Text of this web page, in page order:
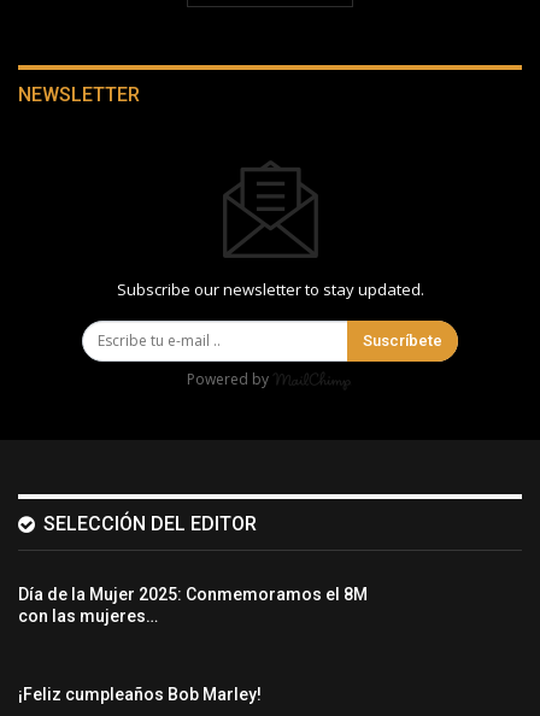
NEWSLETTER
Subscribe our newsletter to stay updated.
Suscríbete
Powered by
SELECCIÓN DEL EDITOR
Día de la Mujer 2025: Conmemoramos el 8M
con las mujeres…
¡Feliz cumpleaños Bob Marley!